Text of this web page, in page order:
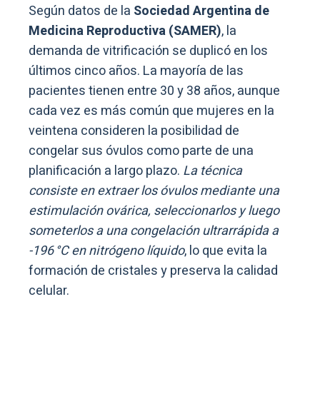
Según datos de la Sociedad Argentina de
Medicina Reproductiva (SAMER), la
demanda de vitrificación se duplicó en los
últimos cinco años. La mayoría de las
pacientes tienen entre 30 y 38 años, aunque
cada vez es más común que mujeres en la
veintena consideren la posibilidad de
congelar sus óvulos como parte de una
planificación a largo plazo. La técnica
consiste en extraer los óvulos mediante una
estimulación ovárica, seleccionarlos y luego
someterlos a una congelación ultrarrápida a
-196 °C en nitrógeno líquido, lo que evita la
formación de cristales y preserva la calidad
celular.